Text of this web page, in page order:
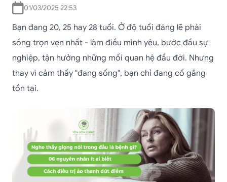
01/03/2025 22:53
Bạn đang 20, 25 hay 28 tuổi. Ở độ tuổi đáng lẽ phải
sống trọn vẹn nhất - làm điều mình yêu, bước đầu sự
nghiệp, tận hưởng những mối quan hệ đầu đời. Nhưng
thay vì cảm thấy "đang sống", bạn chỉ đang cố gắng
tồn tại.